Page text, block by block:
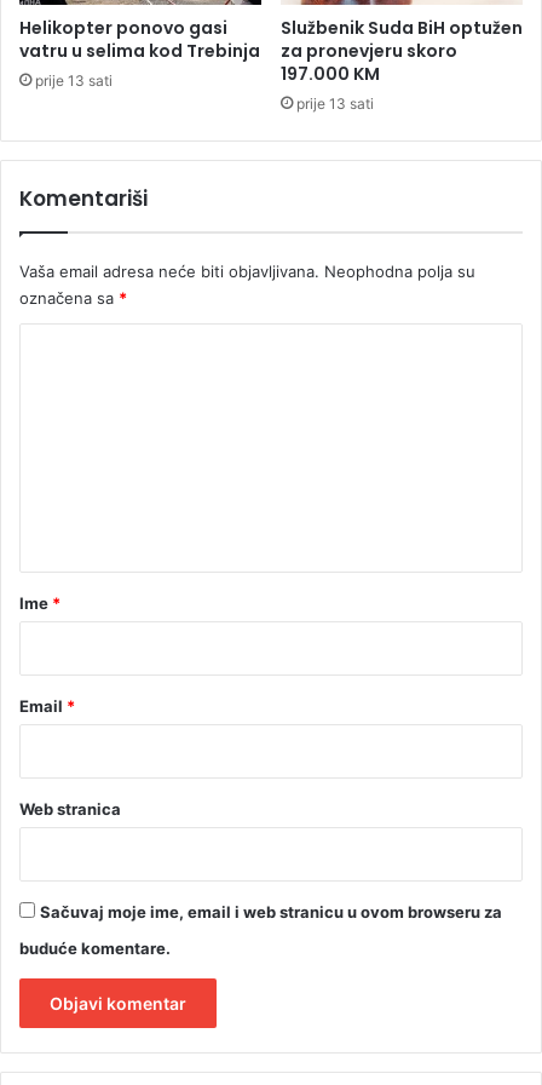
n
v
e
l
k
j
u
,
l
Ј
o
i
ć
a
z
a
l
d
a
Helikopter ponovo gasi
vatru u selima kod Trebinja
prije 13 sati
Službenik Suda BiH optužen
za pronevjeru skoro
197.000 KM
prije 13 sati
Komentariši
Vaša email adresa neće biti objavljivana. Neophodna polja su
označena sa *
r
Ime *
Email *
Web stranica
Sačuvaj moje ime, email i web stranicu u ovom browseru za
buduće komentare.